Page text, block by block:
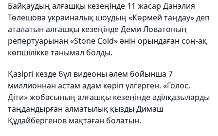
Байқаудың алғашқы кезеңінде 11 жасар Данэлия
Төлешова украиналық шоудың «Көрмей таңдау» деп
аталатын алғашқы кезеңінде Деми Ловатоның
репертуарынан «Stone Cold» әнін орындаған соң-ақ
көпшілікке танымал болды.
Қазіргі кезде бұл видеоны әлем бойынша 7
миллионнан астам адам көріп үлгерген. «Голос.
Діти» жобасының алғашқы кезеңінде әділқазыларды
таңдандырған алматылық қызды Димаш
Құдайбергенов мақтаған болатын.